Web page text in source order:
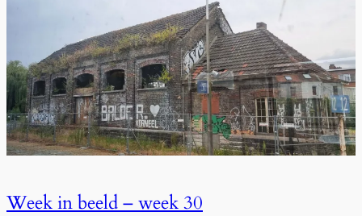
Week in beeld – week 30